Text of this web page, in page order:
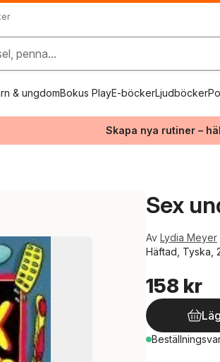
penna...
& ungdomBokus PlayE-böckerLjudböcker
Skapa nya rutiner –
Sex
Av Lydia Meyer
Häftad, Tyska,
158 kr